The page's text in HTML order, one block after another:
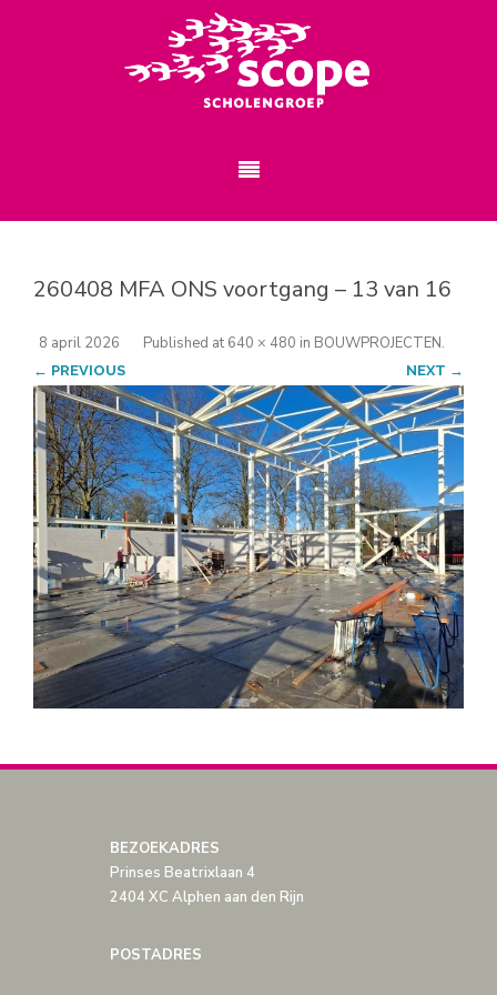
260408 MFA ONS voortgang – 13 van 16
Published
8 april 2026 at 640 × 480 in BOUWPROJECTEN.
← PREVIOUS NEXT →
BEZOEKADRES
Prinses Beatrixlaan 4
2404 XC Alphen aan den Rijn
POSTADRES